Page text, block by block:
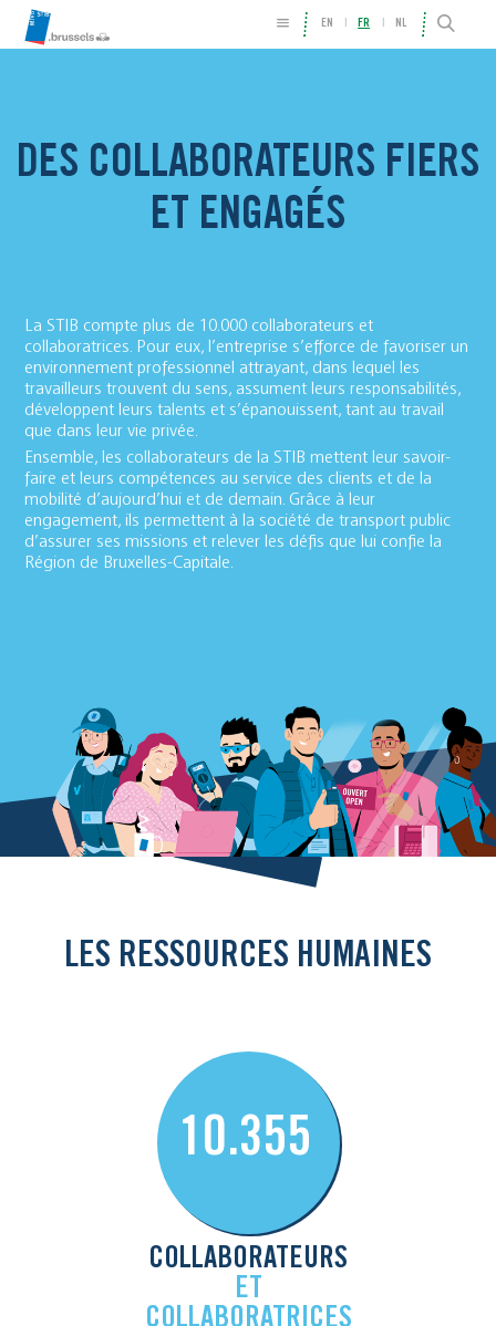
EN FR NL
DES COLLABORATEURS FIERS
ET ENGAGÉS
La STIB compte plus de 10.000 collaborateurs et
collaboratrices. Pour eux, l’entreprise s’efforce de favoriser un
environnement professionnel attrayant, dans lequel les
travailleurs trouvent du sens, assument leurs responsabilités,
développent leurs talents et s’épanouissent, tant au travail
que dans leur vie privée.
Ensemble, les collaborateurs de la STIB mettent leur savoir-
faire et leurs compétences au service des clients et de la
mobilité d’aujourd’hui et de demain. Grâce à leur
engagement, ils permettent à la société de transport public
d’assurer ses missions et relever les défis que lui confie la
Région de Bruxelles-Capitale.
LES RESSOURCES HUMAINES
10.355
COLLABORATEURS
ET